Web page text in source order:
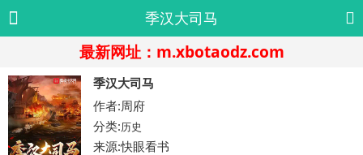
季汉大司马
最新网址：m.xbotaodz.com
季汉大司马
作者:周府
分类:历史
来源:快眼看书